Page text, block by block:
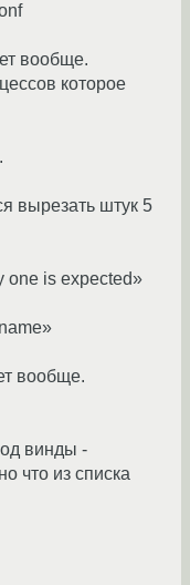
вообще.
которое
вырезать штук 5
one is expected»
вообще.
винды -
что из списка